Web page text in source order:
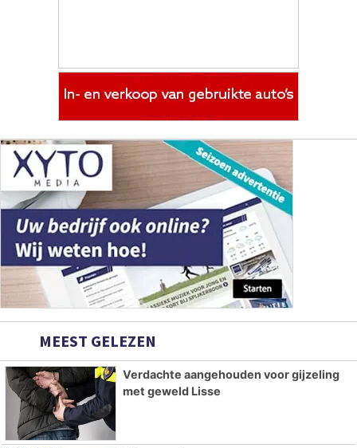
MEEST GELEZEN
Verdachte aangehouden voor gijzeling
met geweld Lisse